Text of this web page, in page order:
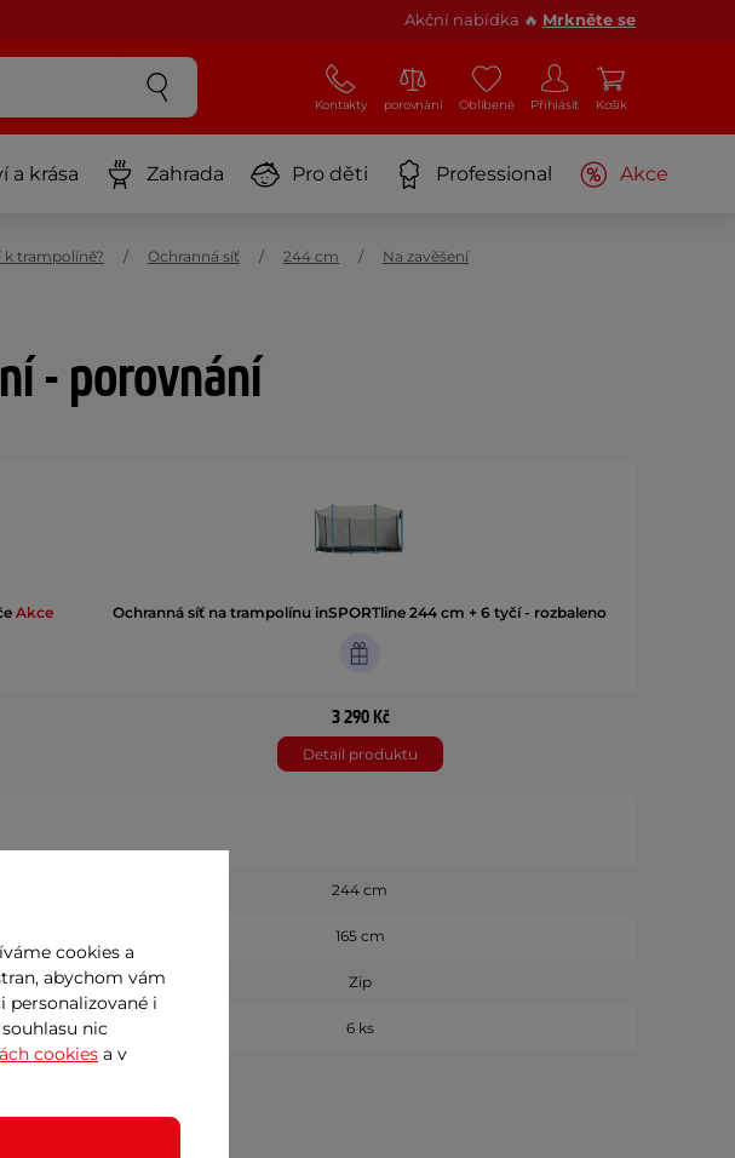
Akční nabídka 🔥 Mrkněte se
Kontakty porovnání Oblíbené Přihlásit Košík
a krása Zahrada Pro děti Professional Akce
k trampolíně? Ochranná síť 244 cm Na zavěšení
- porovnání
Akce Ochranná síť na trampolínu inSPORTline 244 cm + 6 tyčí - rozbaleno
3 290 Kč
Detail produktu
244 cm
165 cm
Zip
6 ks
cookies a
abychom vám
personalizované i
nic
cookies a v